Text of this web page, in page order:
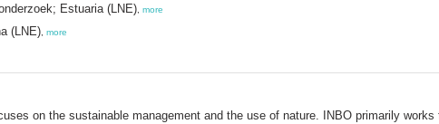
Estuaria (LNE) more
(LNE) more
on the sustainable management and the use of nature. INBO primarily